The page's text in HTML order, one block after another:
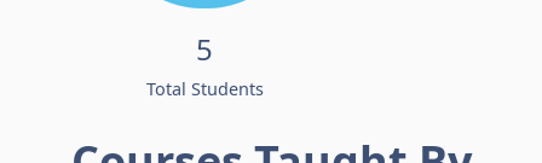
5
Total Students